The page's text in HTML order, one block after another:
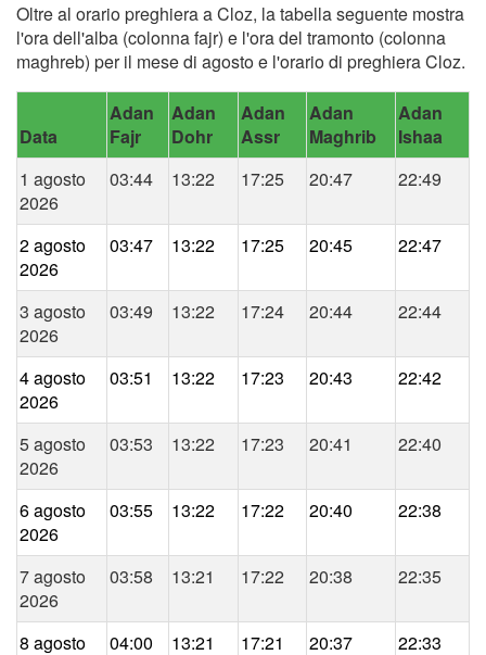
Oltre al orario preghiera a Cloz, la tabella seguente mostra
l'ora dell'alba (colonna fajr) e l'ora del tramonto (colonna
maghreb) per il mese di agosto e l'orario di preghiera Cloz.
Data
Adan
Fajr
Adan
Dohr
Adan
Assr
Adan
Maghrib
Adan
Ishaa
1 agosto
2026
03:44 13:22 17:25 20:47 22:49
2 agosto
2026
03:47 13:22 17:25 20:45 22:47
3 agosto
2026
03:49 13:22 17:24 20:44 22:44
4 agosto
2026
03:51 13:22 17:23 20:43 22:42
5 agosto
2026
03:53 13:22 17:23 20:41 22:40
6 agosto
2026
03:55 13:22 17:22 20:40 22:38
7 agosto
2026
03:58 13:21 17:22 20:38 22:35
8 agosto
04:00 13:21 17:21 20:37 22:33